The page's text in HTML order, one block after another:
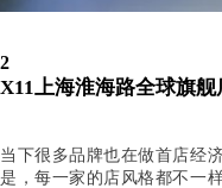
2
X11上海淮海路全球旗舰
当下很多品牌也在做首店经
是，每一家的店风格都不一